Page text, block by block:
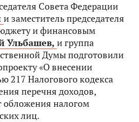
Совета Федерации
и заместитель председателя
и финансовым
Ульбашев, и группа
Думы подготовили
«О внесении
217 Налогового кодекса
перечня доходов,
обложения налогом
лиц.